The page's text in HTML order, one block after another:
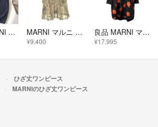
マルニ MARNI 異素材切替ワンピース ビスコース100% 半袖 ブラック M MARNI マルニ ワンピース S ベージュ 【古着】【中古】【送料無料】
¥9,400
良品 MARNI マルニ ローズプリント 長袖 ロングブラウス シャツワンピース サイズ38 ブラック レッド レディース 古着 中古 USED
¥17,995
ひざ丈ワンピース
MARNIのひざ丈ワンピース